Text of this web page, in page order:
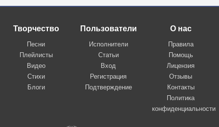
Творчество
Песни
Плейлисты
Видео
Стихи
Блоги
Пользователи
Исполнители
Статьи
Вход
Регистрация
Подтверждение
О нас
Правила
Помощь
Лицензия
Отзывы
Контакты
Политика
конфиденциальности